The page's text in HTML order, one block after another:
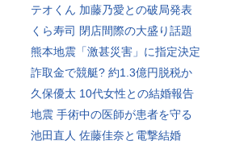
テオくん 加藤乃愛との破局発表
くら寿司 閉店間際の大盛り話題
熊本地震「激甚災害」に指定決定
詐取金で競艇? 約1.3億円脱税か
久保優太 10代女性との結婚報告
地震 手術中の医師が患者を守る
池田直人 佐藤佳奈と電撃結婚